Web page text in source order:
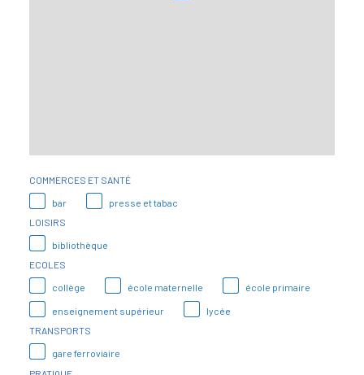
COMMERCES ET SANTÉ
bar
presse et tabac
LOISIRS
bibliothèque
ECOLES
collège
école maternelle école primaire
enseignement supérieur
lycée
TRANSPORTS
gare ferroviaire